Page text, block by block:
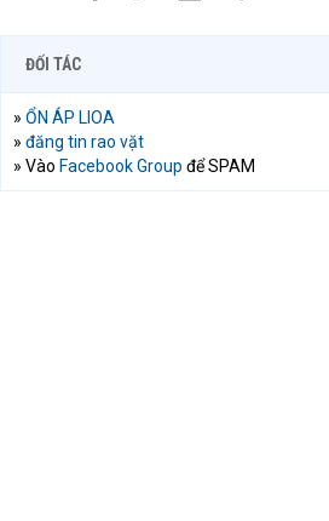
ĐỐI TÁC
» ỔN ÁP LIOA
» đăng tin rao vặt
» Vào Facebook Group để SPAM